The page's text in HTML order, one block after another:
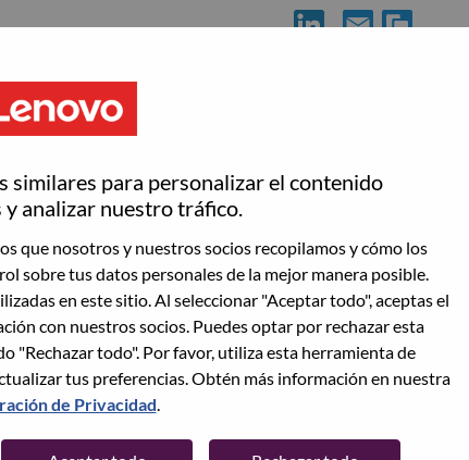
similares para personalizar el contenido
y analizar nuestro tráfico.
que nosotros y nuestros socios recopilamos y cómo los
sobre tus datos personales de la mejor manera posible.
en este sitio. Al seleccionar "Aceptar todo", aceptas el
con nuestros socios. Puedes optar por rechazar esta
"Rechazar todo". Por favor, utiliza esta herramienta de
tus preferencias. Obtén más información en nuestra
de Privacidad
customers.
#196 in the Fortune Global
on a bold vision to deliver
largest PC company with a full-
workstations, smartphones,
and software defined
in world-changing
Gurgaon, Haryana, India,